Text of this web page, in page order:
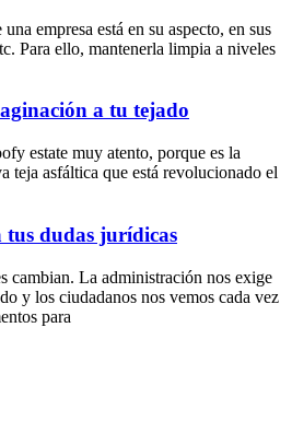
empresa está en su aspecto, en sus
Para ello, mantenerla limpia a niveles
a tu tejado
estate muy atento, porque es la
teja asfáltica que está revolucionado el
dudas jurídicas
cambian. La administración nos exige
y los ciudadanos nos vemos cada vez
para